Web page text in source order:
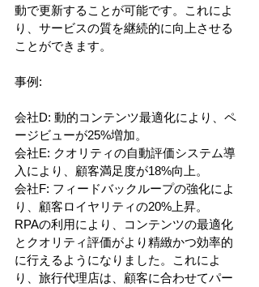
動で更新することが可能です。これによ
り、サービスの質を継続的に向上させる
ことができます。
事例:
会社D: 動的コンテンツ最適化により、ペ
ージビューが25%増加。
会社E: クオリティの自動評価システム導
入により、顧客満足度が18%向上。
会社F: フィードバックループの強化によ
り、顧客ロイヤリティの20%上昇。
RPAの利用により、コンテンツの最適化
とクオリティ評価がより精緻かつ効率的
に行えるようになりました。これによ
り、旅行代理店は、顧客に合わせてパー